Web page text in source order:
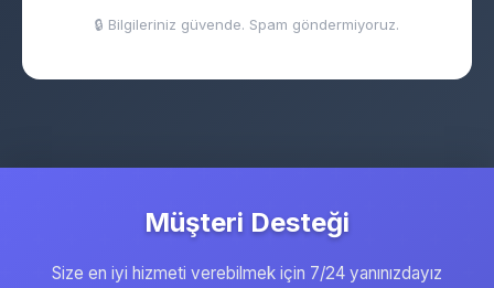
🔒 Bilgileriniz güvende. Spam göndermiyoruz.
Müşteri Desteği
Size en iyi hizmeti verebilmek için 7/24 yanınızdayız